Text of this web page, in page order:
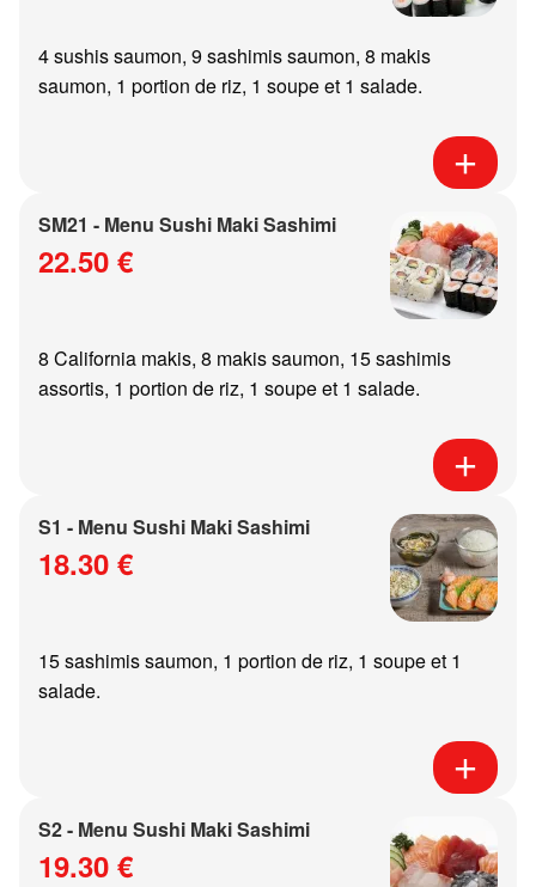
4 sushis saumon, 9 sashimis saumon, 8 makis
saumon, 1 portion de riz, 1 soupe et 1 salade.
SM21 - Menu Sushi Maki Sashimi
22.50 €
8 California makis, 8 makis saumon, 15 sashimis
assortis, 1 portion de riz, 1 soupe et 1 salade.
S1 - Menu Sushi Maki Sashimi
18.30 €
15 sashimis saumon, 1 portion de riz, 1 soupe et 1
salade.
S2 - Menu Sushi Maki Sashimi
19.30 €